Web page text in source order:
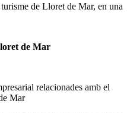
de Lloret de Mar, en una
de Mar
relacionades amb el
Mar